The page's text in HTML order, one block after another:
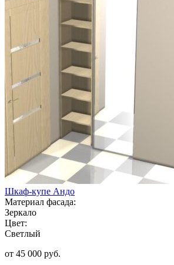
Шкаф-купе Андо
Материал фасада:
Зеркало
Цвет:
Светлый
от 45 000 руб.